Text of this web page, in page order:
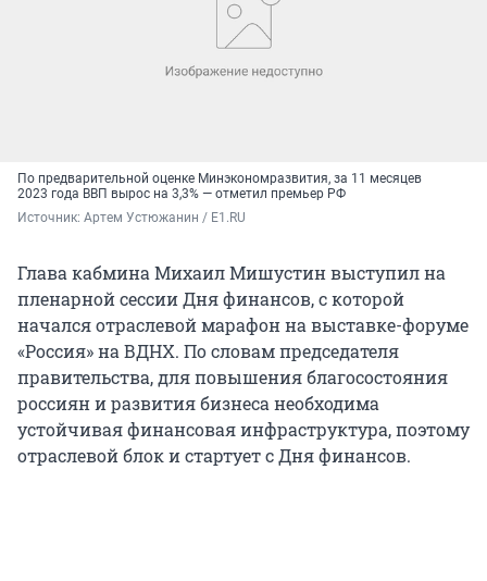
По предварительной оценке Минэкономразвития, за 11 месяцев
2023 года ВВП вырос на 3,3% — отметил премьер РФ
Источник: Артем Устюжанин / E1.RU
Глава кабмина Михаил Мишустин выступил на
пленарной сессии Дня финансов, с которой
начался отраслевой марафон на выставке-форуме
«Россия» на ВДНХ. По словам председателя
правительства, для повышения благосостояния
россиян и развития бизнеса необходима
устойчивая финансовая инфраструктура, поэтому
отраслевой блок и стартует с Дня финансов.